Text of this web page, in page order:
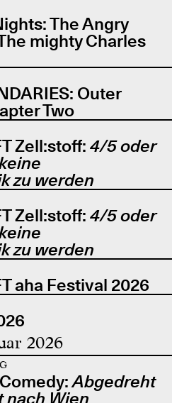
The Angry
mighty Charles
Outer
Two
Zell:stoff: 4/5 oder
zu werden
Zell:stoff: 4/5 oder
zu werden
aha Festival 2026
2026
Abgedreht
nach Wien